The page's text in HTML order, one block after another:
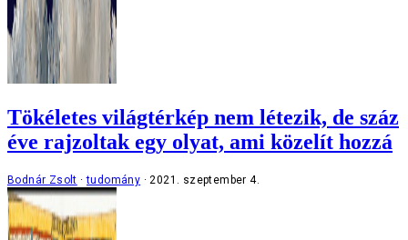
Tökéletes világtérkép nem létezik, de száz
éve rajzoltak egy olyat, ami közelít hozzá
Bodnár Zsolt tudomány 2021. szeptember 4.